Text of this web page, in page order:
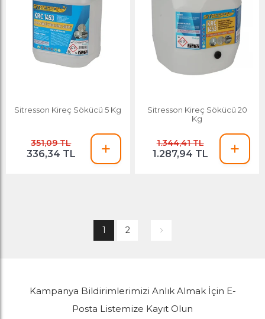
Sitresson Kireç Sökücü 5 Kg
351,09 TL
336,34 TL
Sitresson Kireç Sökücü 20
Kg
1.344,41 TL
1.287,94 TL
1 2
Kampanya Bildirimlerimizi Anlık Almak İçin E-
Posta Listemize Kayıt Olun